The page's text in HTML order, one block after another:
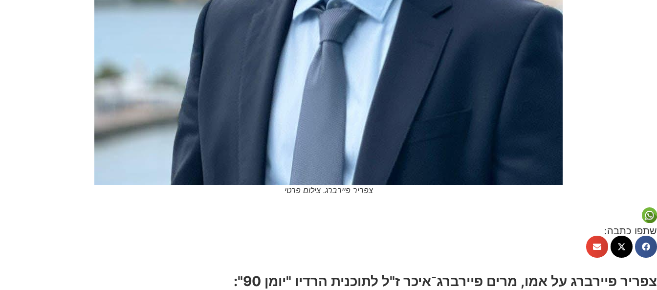
צפריר פיירברג. צילום פרטי
שתפו כתבה:
צפריר פיירברג על אמו, מרים פיירברג־איכר ז"ל לתוכנית הרדיו "יומן 90":